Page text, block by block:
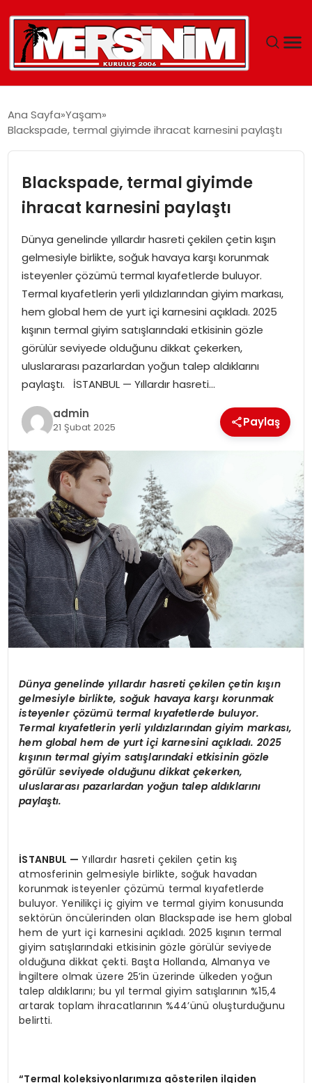
YAŞAM
GÜNCEL
SAĞLIK
EĞITIM
SPOR
EKONOMI
MAGAZIN
DÜNYA
OTOMOBIL
Ana Sayfa Yaşam
Blackspade, termal giyimde ihracat karnesini paylaştı
Blackspade, termal giyimde
ihracat karnesini paylaştı
Dünya genelinde yıllardır hasreti çekilen çetin kışın
gelmesiyle birlikte, soğuk havaya karşı korunmak
isteyenler çözümü termal kıyafetlerde buluyor.
Termal kıyafetlerin yerli yıldızlarından giyim markası,
hem global hem de yurt içi karnesini açıkladı. 2025
kışının termal giyim satışlarındaki etkisinin gözle
görülür seviyede olduğunu dikkat çekerken,
uluslararası pazarlardan yoğun talep aldıklarını
paylaştı. İSTANBUL — Yıllardır hasreti…
admin
21 Şubat 2025 Paylaş
Dünya genelinde yıllardır hasreti çekilen çetin kışın
gelmesiyle birlikte, soğuk havaya karşı korunmak
isteyenler çözümütermal kıyafetlerde buluyor.
Termal kıyafetlerin yerli yıldızlarından giyim markası,
hem global hem de yurt içi karnesini açıkladı. 2025
kışının termal giyim satışlarındaki etkisinin gözle
görülür seviyede olduğunu dikkat çekerken,
uluslararası pazarlardan yoğun talep aldıklarını
paylaştı.
İSTANBUL —Yıllardır hasreti çekilen çetin kış
atmosferinin gelmesiyle birlikte, soğuk havadan
korunmak isteyenler çözümü termal kıyafetlerde
buluyor. Yenilikçi iç giyim ve termal giyim konusunda
sektörün öncülerinden olan Blackspade ise hem global
hem de yurt içi karnesini açıkladı. 2025 kışının termal
giyim satışlarındaki etkisinin gözle görülür seviyede
olduğuna dikkat çekti. Başta Hollanda, Almanya ve
İngiltere olmak üzere 25’in üzerinde ülkeden yoğun
talep aldıklarını; bu yıl termal giyim satışlarının %15,4
artarak toplam ihracatlarının %44’ünü oluşturduğunu
belirtti.
“Termal koleksiyonlarımıza gösterilen ilgiden